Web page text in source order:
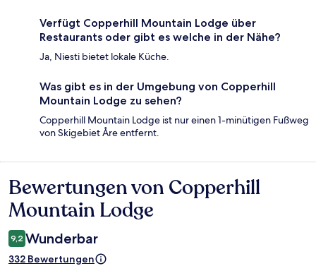
Verfügt Copperhill Mountain Lodge über
Restaurants oder gibt es welche in der Nähe?
Ja, Niesti bietet lokale Küche.
Was gibt es in der Umgebung von Copperhill
Mountain Lodge zu sehen?
Copperhill Mountain Lodge ist nur einen 1-minütigen Fußweg
von Skigebiet Åre entfernt.
Bewertungen
Bewertungen von Copperhill
Mountain Lodge
9,2 Wunderbar
332 Bewertungen